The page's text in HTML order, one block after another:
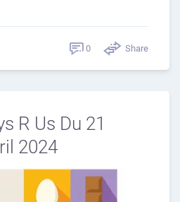
0 Share
R Us Du 21
2024